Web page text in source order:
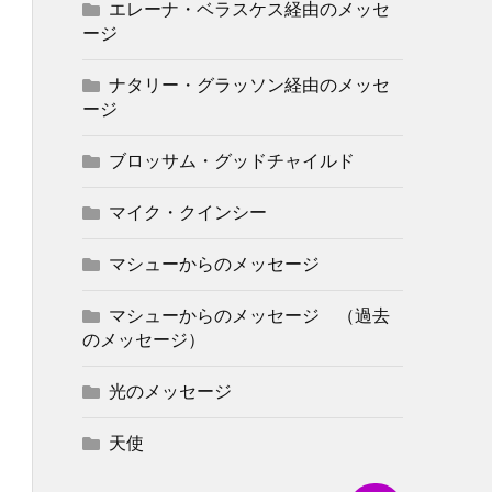
エレーナ・ベラスケス経由のメッセ
ージ
ナタリー・グラッソン経由のメッセ
ージ
ブロッサム・グッドチャイルド
マイク・クインシー
マシューからのメッセージ
マシューからのメッセージ （過去
のメッセージ）
光のメッセージ
天使